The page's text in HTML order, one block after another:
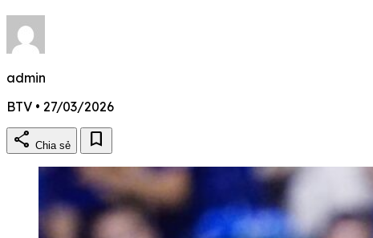
admin
BTV • 27/03/2026
share Chia sẻ bookmark